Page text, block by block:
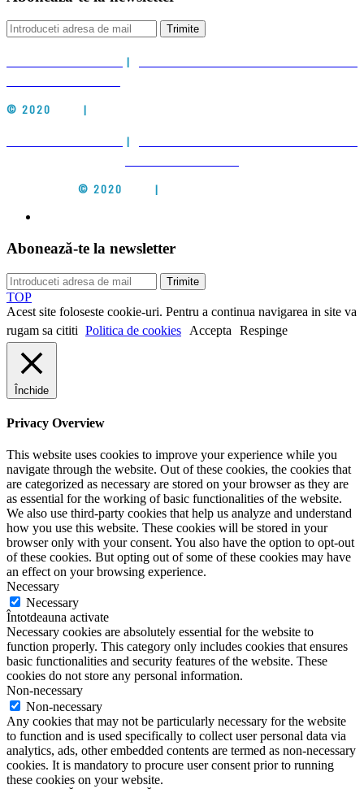
Trimite
|
© 2020 |
|
© 2020 |
Abonează-te la newsletter
Trimite
TOP
Acest site foloseste cookie-uri. Pentru a continua navigarea in site va
rugam sa cititi Politica de cookies Accepta Respinge
Închide
Privacy Overview
This website uses cookies to improve your experience while you
navigate through the website. Out of these cookies, the cookies that
are categorized as necessary are stored on your browser as they are
as essential for the working of basic functionalities of the website.
We also use third-party cookies that help us analyze and understand
how you use this website. These cookies will be stored in your
browser only with your consent. You also have the option to opt-out
of these cookies. But opting out of some of these cookies may have
an effect on your browsing experience.
Necessary
Necessary
Întotdeauna activate
Necessary cookies are absolutely essential for the website to
function properly. This category only includes cookies that ensures
basic functionalities and security features of the website. These
cookies do not store any personal information.
Non-necessary
Non-necessary
Any cookies that may not be particularly necessary for the website
to function and is used specifically to collect user personal data via
analytics, ads, other embedded contents are termed as non-necessary
cookies. It is mandatory to procure user consent prior to running
these cookies on your website.